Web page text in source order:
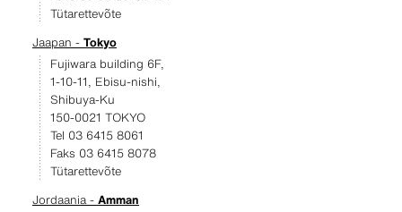
Tütarettevõte
Jaapan - Tokyo
Fujiwara building 6F,
1-10-11, Ebisu-nishi,
Shibuya-Ku
150-0021 TOKYO
Tel 03 6415 8061
Faks 03 6415 8078
Tütarettevõte
Jordaania - Amman